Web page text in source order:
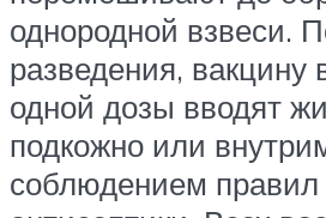
однородной взвеси.
разведения, вакцину
одной дозы вводят
подкожно или
соблюдением правил